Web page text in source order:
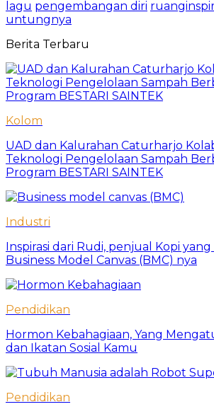
lagu pengembangan diri
untungnya
Berita Terbaru
Kolom
UAD dan Kalurahan Caturharjo
Teknologi Pengelolaan Sampah
Program BESTARI SAINTEK
Industri
Inspirasi dari Rudi, penjual Kopi
Business Model Canvas (BMC) nya
Pendidikan
Hormon Kebahagiaan, Yang
dan Ikatan Sosial Kamu
Pendidikan